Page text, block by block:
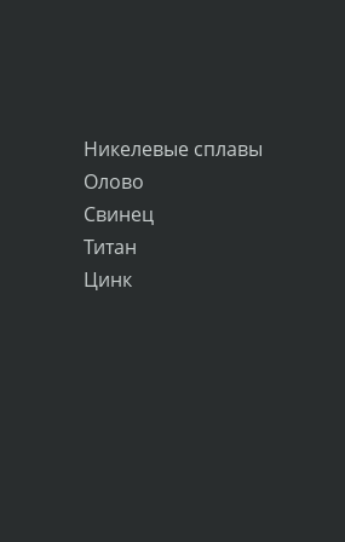
Никелевые сплавы
Олово
Свинец
Титан
Цинк